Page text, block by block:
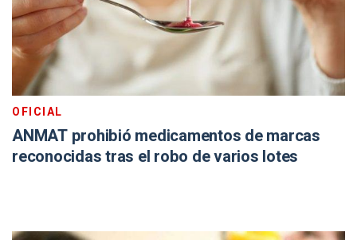
OFICIAL
ANMAT prohibió medicamentos de marcas
reconocidas tras el robo de varios lotes